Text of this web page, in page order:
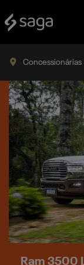
Concessionárias
Ram 3500